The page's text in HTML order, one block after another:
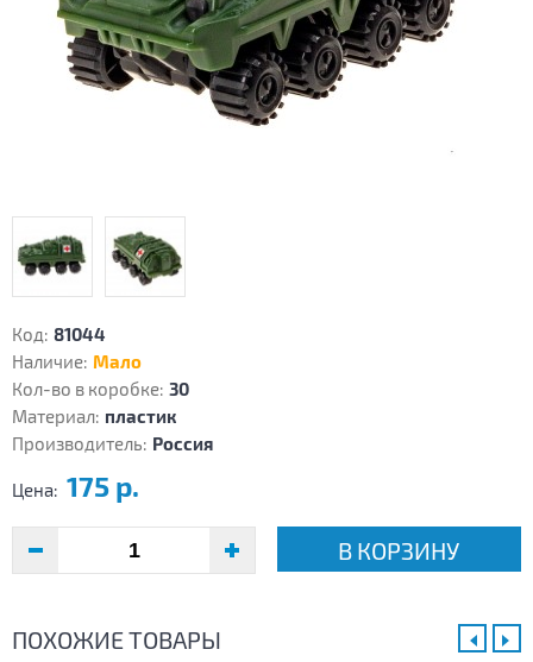
Код: 81044
Наличие: Мало
Кол-во в коробке: 30
Материал: пластик
Производитель: Россия
Цена: 175 р.
В КОРЗИНУ
ПОХОЖИЕ ТОВАРЫ